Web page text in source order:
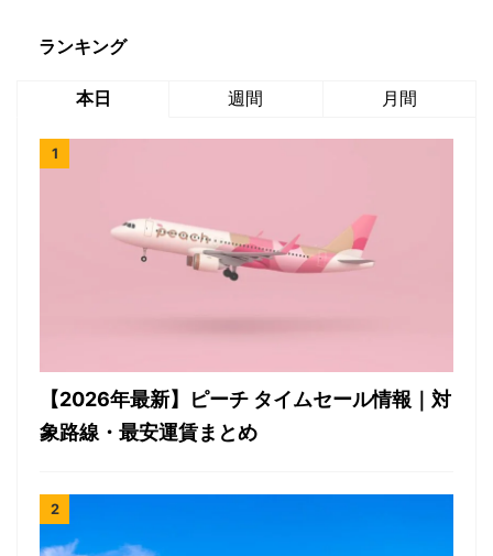
ランキング
本日 週間 月間
【2026年最新】ピーチ タイムセール情報｜対
象路線・最安運賃まとめ